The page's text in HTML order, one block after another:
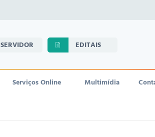
SERVIDOR EDITAIS
Serviços Online Multimídia